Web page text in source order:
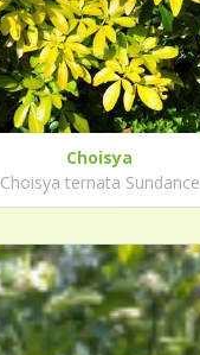
Choisya
Choisya ternata Sundance